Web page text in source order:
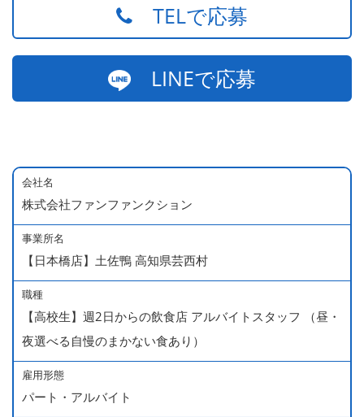
TELで応募
LINEで応募
会社名
株式会社ファンファンクション
事業所名
【日本橋店】土佐鴨 高知県芸西村
職種
【高校生】週2日からの飲食店 アルバイトスタッフ （昼・
夜選べる自慢のまかない食あり）
雇用形態
パート・アルバイト